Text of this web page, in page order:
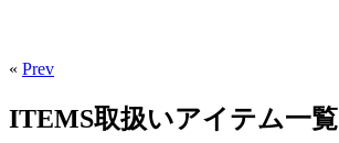
« Prev
ITEMS取扱いアイテム一覧